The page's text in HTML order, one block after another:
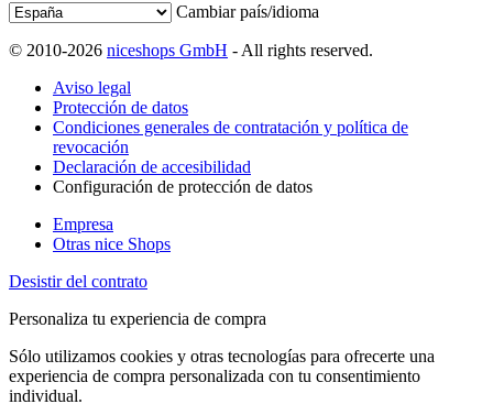
Cambiar país/idioma
© 2010-2026 niceshops GmbH - All rights reserved.
Aviso legal
Protección de datos
Condiciones generales de contratación y política de
revocación
Declaración de accesibilidad
Configuración de protección de datos
Empresa
Otras nice Shops
Desistir del contrato
Personaliza tu experiencia de compra
Sólo utilizamos cookies y otras tecnologías para ofrecerte una
experiencia de compra personalizada con tu consentimiento
individual.